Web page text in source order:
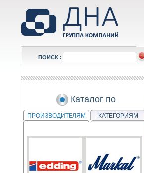
ПОИСК :
Каталог по
ПРОИЗВОДИТЕЛЯМ КАТЕГОРИЯМ